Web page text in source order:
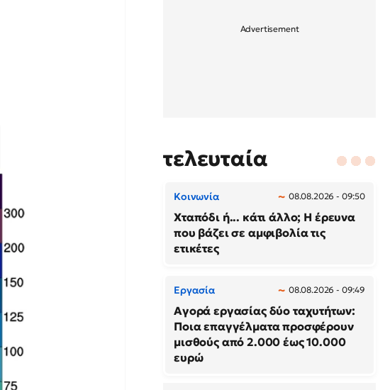
τελευταία
Κοινωνία 08.08.2026 - 09:50
Χταπόδι ή... κάτι άλλο; Η έρευνα
που βάζει σε αμφιβολία τις
ετικέτες
Εργασία 08.08.2026 - 09:49
Αγορά εργασίας δύο ταχυτήτων:
Ποια επαγγέλματα προσφέρουν
μισθούς από 2.000 έως 10.000
ευρώ